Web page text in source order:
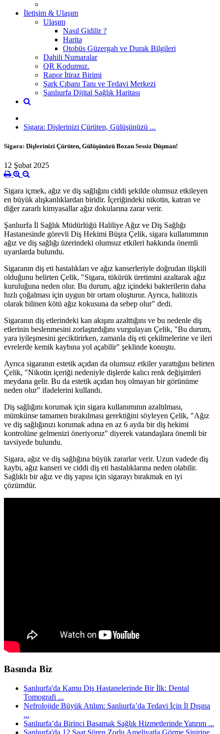
İletişim & Ulaşım
Ulaşım
Nasıl Gidilir ?
Harita
Otobüs Güzergah ve Durak Bilgileri
Dahili Numaralar
QR Kodumuz.
Rapor İtiraz Birimi
Şark Çıbanı Tanı ve Tedavi Merkezi
Şanlıurfa Dijital Sağlık Haritası
Sigara: Dişlerinizi Çürüten, Gülüşünüzü ...
Sigara: Dişlerinizi Çürüten, Gülüşünüzü Bozan Sessiz Düşman!
12 Şubat 2025
Sigara içmek, ağız ve diş sağlığını ciddi şekilde olumsuz etkileyen
en büyük alışkanlıklardan biridir. İçeriğindeki nikotin, katran ve
diğer zararlı kimyasallar ağız dokularına zarar verir.
Şanlıurfa İl Sağlık Müdürlüğü Haliliye Ağız ve Diş Sağlığı
Hastanesinde görevli Diş Hekimi Büşra Çelik, sigara kullanımının
ağız ve diş sağlığı üzerindeki olumsuz etkileri hakkında önemli
uyarılarda bulundu.
Sigaranın diş eti hastalıkları ve ağız kanserleriyle doğrudan ilişkili
olduğunu belirten Çelik, "Sigara, tükürük üretimini azaltarak ağız
kuruluğuna neden olur. Bu durum, ağız içindeki bakterilerin daha
hızlı çoğalması için uygun bir ortam oluşturur. Ayrıca, halitozis
olarak bilinen kötü ağız kokusuna da sebep olur" dedi.
Sigaranın diş etlerindeki kan akışını azalttığını ve bu nedenle diş
etlerinin beslenmesini zorlaştırdığını vurgulayan Çelik, "Bu durum,
yara iyileşmesini geciktirirken, zamanla diş eti çekilmelerine ve ileri
evrelerde kemik kaybına yol açabilir" şeklinde konuştu.
Ayrıca sigaranın estetik açıdan da olumsuz etkiler yarattığını belirten
Çelik, "Nikotin içeriği nedeniyle dişlerde kalıcı renk değişimleri
meydana gelir. Bu da estetik açıdan hoş olmayan bir görünüme
neden olur" ifadelerini kullandı.
Diş sağlığını korumak için sigara kullanımının azaltılması,
mümkünse tamamen bırakılması gerektiğini söyleyen Çelik, "Ağız
ve diş sağlığınızı korumak adına en az 6 ayda bir diş hekimi
kontrolüne gelmenizi öneriyoruz" diyerek vatandaşlara önemli bir
tavsiyede bulundu.
Sigara, ağız ve diş sağlığına büyük zararlar verir. Uzun vadede diş
kaybı, ağız kanseri ve ciddi diş eti hastalıklarına neden olabilir.
Sağlıklı bir ağız ve diş yapısı için sigarayı bırakmak en iyi
çözümdür.
Basında Biz
Şanlıurfa'da Kamu Diş Hastanelerinde Bir İlk: Dental
Tomografi ...
Nefrolojide Büyük Atılım: Şanlıurfa’da Tedavi İçin İl Dışına
...
Şanlıurfa’da Birinci Basamak Sağlık Hizmetlerinde Yatırım ...
Şanlıurfa'da 12 Saat Süren Zorlu Ameliyatla Görme Sinirine